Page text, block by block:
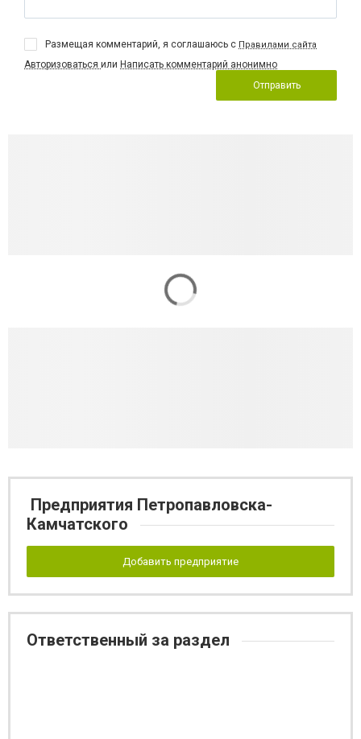
Размещая комментарий, я соглашаюсь с Правилами сайта
Авторизоваться или Написать комментарий анонимно
Отправить
Предприятия Петропавловска-
Камчатского
Добавить предприятие
Ответственный за раздел